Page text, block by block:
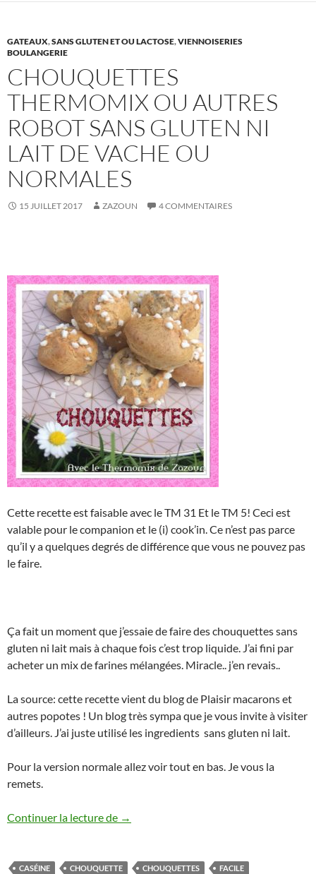
GATEAUX,SANS GLUTEN ET OU LACTOSE,VIENNOISERIES
BOULANGERIE
CHOUQUETTES
THERMOMIX OU AUTRES
ROBOT SANS GLUTEN NI
LAIT DE VACHE OU
NORMALES
15 JUILLET 2017 ZAZOUN 4 COMMENTAIRES
Cette recette est faisable avec le TM 31 Et le TM 5! Ceci est
valable pour le companion et le (i) cook’in. Ce n’est pas parce
qu’il y a quelques degrés de différence que vous ne pouvez pas
le faire.
Ça fait un moment que j’essaie de faire des chouquettes sans
gluten ni lait mais à chaque fois c’est trop liquide. J’ai fini par
acheter un mix de farines mélangées. Miracle.. j’en revais..
La source: cette recette vient du blog de Plaisir macarons et
autres popotes ! Un blog très sympa que je vous invite à visiter
d’ailleurs. J’ai juste utilisé les ingredients sans gluten ni lait.
Pour la version normale allez voir tout en bas. Je vous la
remets.
Continuer la lecture de Chouquettes Thermomix ou autres
→
CASÉINE CHOUQUETTE CHOUQUETTES FACILE